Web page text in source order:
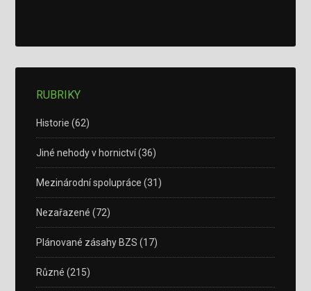
RUBRIKY
Historie (62)
Jiné nehody v hornictví(36)
Mezinárodní spolupráce (31)
Nezařazené (72)
Plánované zásahy BZS (17)
Různé (215)